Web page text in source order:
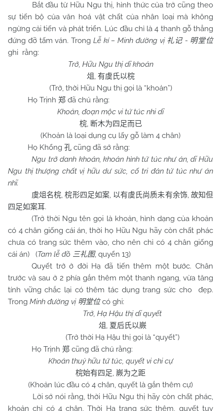
Bắt đầu từ Hữu Ngu thị, hình thức của trở cũng theo
sự tiến bộ của văn hoá vật chất của nhân loại mà không
ngừng cải tiến và phát triển. Lúc đầu chỉ là 4 thanh gỗ thẳng
đứng đỡ tấm ván. Trong Lễ kí – Minh đường vị 礼记- 明堂位
ghi rằng:
Trở, Hữu Ngu thị dĩ khoản
俎, 有虞氏以梡
(Trở, thời Hữu Ngu thị gọi là “khoản”)
Họ Trịnh 郑 đã chú rằng:
Khoản, đoạn mộc vi tứ túc nhi dĩ
梡, 断木为四足而已
(Khoản là loại dụng cụ lấy gỗ làm 4 chân)
Họ Khổng 孔 cũng đã sớ rằng:
Ngu trở danh khoản, khoản hình tứ túc như án, dĩ Hữu
Ngu thị thượng chất vị hữu dư sức, cố tri đản tứ túc như án
nhĩ.
虞俎名梡,梡形四足如案, 以有虞氏尚质未有余饰, 故知但
四足如案耳.
(Trở thời Ngu tên gọi là khoản, hình dạng của khoản
có 4 chân giống cái án, thời họ Hữu Ngu hãy còn chất phác
chưa có trang sức thêm vào, cho nên chỉ có 4 chân giống
cái án) (Tam lễ đồ 三礼图, quyển 13)
Quyết trở ở đời Hạ đã tiến thêm một bước. Chân
trước và sau ở 2 phía gắn thêm một thanh ngang, vừa tăng
tính vững chắc lại có thêm tác dụng trang sức cho đẹp.
Trong Minh đường vị 明堂位 có ghi:
Trở, Hạ Hậu thị dĩ quyết
俎, 夏后氏以嶡
(Trở thời Hạ Hậu thị gọi là “quyết”)
Họ Trịnh 郑 cũng đã chú rằng:
Khoản thuỷ hữu tứ túc, quyết vi chi cự
梡始有四足, 嶡为之距
(Khoản lúc đầu có 4 chân, quyết là gắn thêm cự)
Lời sớ nói rằng, thời Hữu Ngu thị hãy còn chất phác,
khoản chỉ có 4 chân. Thời Hạ trang sức thêm, quyết tuy